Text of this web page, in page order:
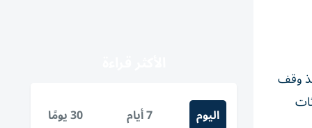
وقف
اليوم 7 أيام 30 يومًا